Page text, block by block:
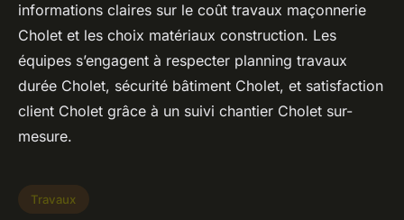
informations claires sur le coût travaux maçonnerie
Cholet et les choix matériaux construction. Les
équipes s’engagent à respecter planning travaux
durée Cholet, sécurité bâtiment Cholet, et satisfaction
client Cholet grâce à un suivi chantier Cholet sur-
mesure.
Travaux